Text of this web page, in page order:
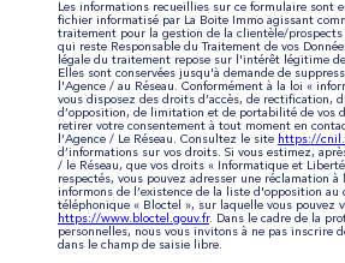
Les informations recueillies sur ce formulaire sont
fichier informatisé par La Boite Immo agissant
traitement pour la gestion de la clientèle/prospects
qui reste Responsable du Traitement de vos
légale du traitement repose sur l'intérêt légitime
Elles sont conservées jusqu'à demande de
l'Agence / au Réseau. Conformément à la loi «
vous disposez des droits d’accès, de rectification,
d’opposition, de limitation et de portabilité de vos
retirer votre consentement à tout moment en
l’Agence / Le Réseau. Consultez le site https://
d’informations sur vos droits. Si vous estimez,
/ le Réseau, que vos droits « Informatique et
respectés, vous pouvez adresser une réclamation à
informons de l’existence de la liste d'opposition au
téléphonique « Bloctel », sur laquelle vous pouvez
https://www.bloctel.gouv.fr. Dans le cadre de la
personnelles, nous vous invitons à ne pas inscrire
dans le champ de saisie libre.